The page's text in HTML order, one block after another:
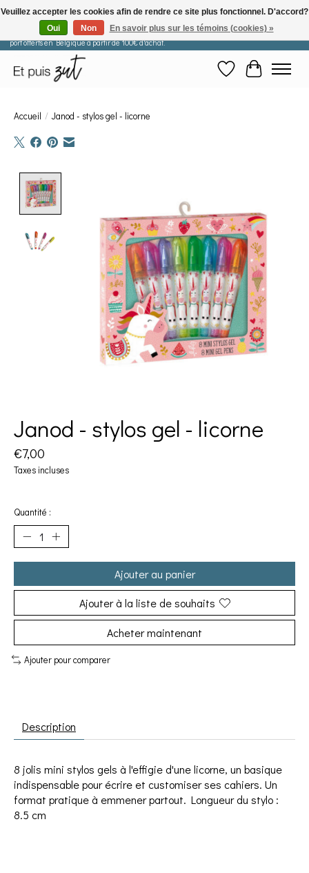
Les commandes passées après le 29 juillet seront expédiées à partir du 11 août. Frais de
port offerts en Belgique à partir de 100€ d'achat.
Liste de souhaits
Panier
Accueil / Janod - stylos gel - licorne
Janod - stylos gel - licorne
€7,00
Taxes incluses
Quantité :
Ajouter au panier
Ajouter à la liste de souhaits
Acheter maintenant
Ajouter pour comparer
Description
8 jolis mini stylos gels à l'effigie d'une licorne, un basique
indispensable pour écrire et customiser ses cahiers. Un
format pratique à emmener partout. Longueur du stylo :
8.5 cm
Veuillez accepter les cookies afin de rendre ce site plus fonctionnel. D'accord?
Oui
Non En savoir plus sur les témoins (cookies) »